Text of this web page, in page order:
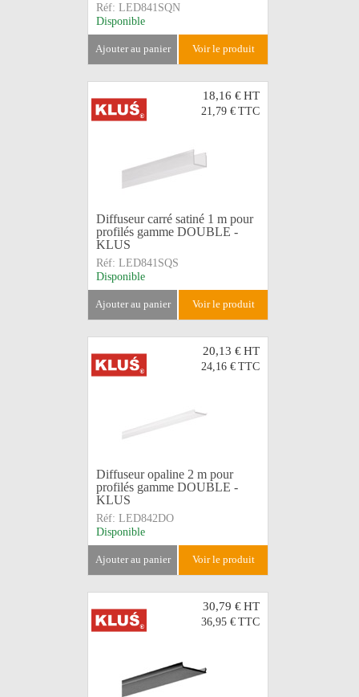
Réf: LED841SQN
Disponible
ajouter au panier voir le produit
18,16 €HT
21,79 € TTC
Diffuseur carré satiné 1 m pour
profilés gamme DOUBLE -
KLUS
Réf: LED841SQS
Disponible
ajouter au panier voir le produit
20,13 €HT
24,16 € TTC
Diffuseur opaline 2 m pour
profilés gamme DOUBLE -
KLUS
Réf: LED842DO
Disponible
ajouter au panier voir le produit
30,79 €HT
36,95 € TTC